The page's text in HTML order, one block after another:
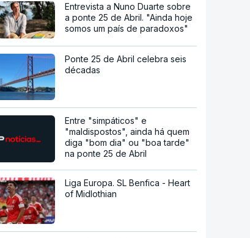
Entrevista a Nuno Duarte sobre
a ponte 25 de Abril. "Ainda hoje
somos um país de paradoxos"
Ponte 25 de Abril celebra seis
décadas
Entre "simpáticos" e
"maldispostos", ainda há quem
diga "bom dia" ou "boa tarde"
na ponte 25 de Abril
Liga Europa. SL Benfica - Heart
of Midlothian